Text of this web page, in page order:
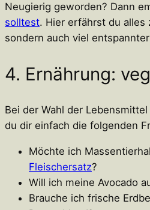
Neugierig geworden? Dann
solltest. Hier erfährst du alles
sondern auch viel
4. Ernährung:
Bei der Wahl der
du dir einfach die folgenden
Möchte ich
Fleischersatz?
Will ich meine Avocado
Brauche ich frische